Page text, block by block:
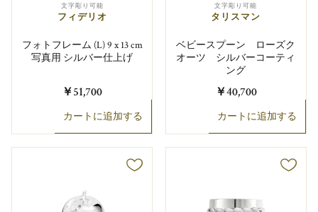
文字彫り可能
フィデリオ
フォトフレーム (L) 9 x 13 cm
写真用 シルバー仕上げ
￥51,700
カートに追加する
文字彫り可能
タリスマン
ベビースプーン ローズク
オーツ シルバーコーティ
ング
￥40,700
カートに追加する